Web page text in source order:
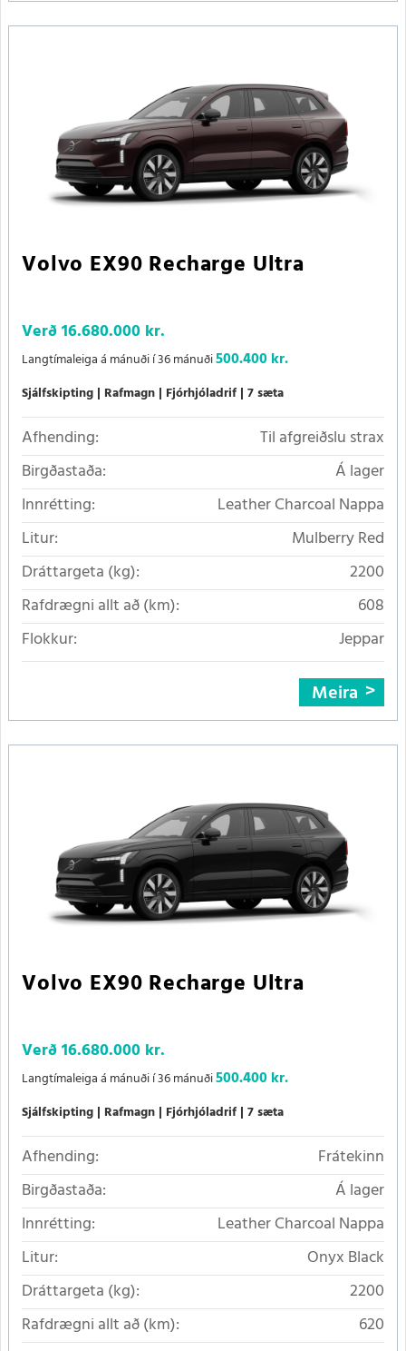
Volvo EX90 Recharge Ultra
Verð16.680.000 kr.
Langtímaleiga á mánuði í 36 mánuði500.400 kr.
Sjálfskipting Rafmagn Fjórhjóladrif 7 sæta
Afhending:
Til afgreiðslu strax
Birgðastaða:
Á lager
Innrétting:
Leather Charcoal Nappa
Litur:
Mulberry Red
Dráttargeta (kg):
2200
Rafdrægni allt að (km):
608
Flokkur:
Jeppar
Meira
Volvo EX90 Recharge Ultra
Verð16.680.000 kr.
Langtímaleiga á mánuði í 36 mánuði500.400 kr.
Sjálfskipting Rafmagn Fjórhjóladrif 7 sæta
Afhending:
Frátekinn
Birgðastaða:
Á lager
Innrétting:
Leather Charcoal Nappa
Litur:
Onyx Black
Dráttargeta (kg):
2200
Rafdrægni allt að (km):
620